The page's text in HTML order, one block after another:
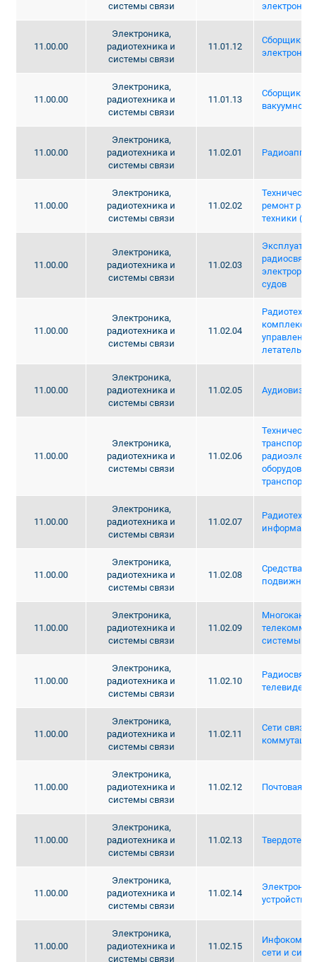
системы связи
11.00.00
Электроника,
радиотехника и
системы связи
11.01.12
Сборщик
11.00.00
Электроника,
радиотехника и
системы связи
11.01.13
Сборщик
вакуумной
11.00.00
Электроника,
радиотехника и
системы связи
11.02.01
11.00.00
Электроника,
радиотехника и
системы связи
11.02.02
ремонт
техники (по
11.00.00
Электроника,
радиотехника и
системы связи
11.02.03
радиосвязи
судов
11.00.00
Электроника,
радиотехника и
системы связи
11.02.04
комплексы
управления
11.00.00
Электроника,
радиотехника и
системы связи
11.02.05
11.00.00
Электроника,
радиотехника и
системы связи
11.02.06
транспорта)
11.00.00
Электроника,
радиотехника и
системы связи
11.02.07
11.00.00
Электроника,
радиотехника и
системы связи
11.02.08
Средства
11.00.00
Электроника,
радиотехника и
системы связи
11.02.09
системы
11.00.00
Электроника,
радиотехника и
системы связи
11.02.10
11.00.00
Электроника,
радиотехника и
системы связи
11.02.11
Сети связи
коммутации
11.00.00
Электроника,
радиотехника и
системы связи
11.02.12 Почтовая
11.00.00
Электроника,
радиотехника и
системы связи
11.02.13
11.00.00
Электроника,
радиотехника и
системы связи
11.02.14
устройства
11.00.00
Электроника,
радиотехника и
системы связи
11.02.15
сети и